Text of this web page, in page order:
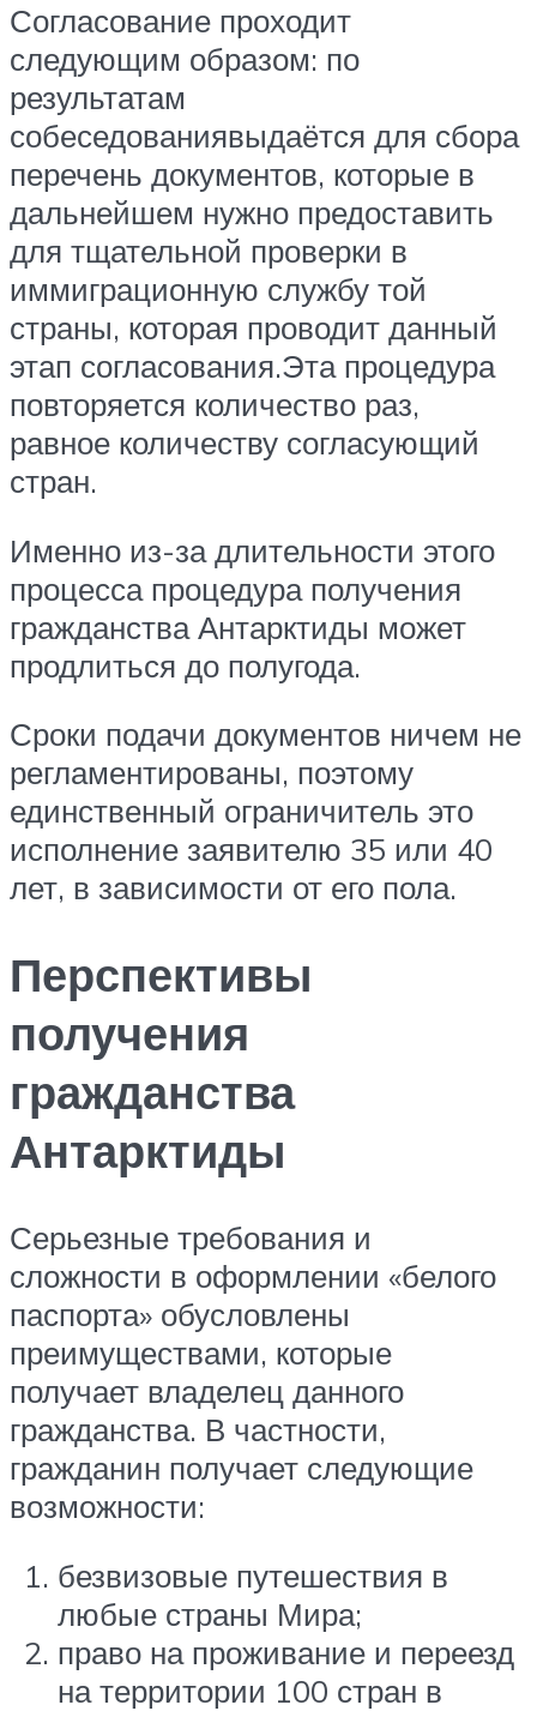
Согласование проходит
следующим образом: по
результатам
собеседованиявыдаётся для сбора
перечень документов, которые в
дальнейшем нужно предоставить
для тщательной проверки в
иммиграционную службу той
страны, которая проводит данный
этап согласования.Эта процедура
повторяется количество раз,
равное количеству согласующий
стран.
Именно из-за длительности этого
процесса процедура получения
гражданства Антарктиды может
продлиться до полугода.
Сроки подачи документов ничем не
регламентированы, поэтому
единственный ограничитель это
исполнение заявителю 35 или 40
лет, в зависимости от его пола.
Перспективы
получения
гражданства
Антарктиды
Серьезные требования и
сложности в оформлении «белого
паспорта» обусловлены
преимуществами, которые
получает владелец данного
гражданства. В частности,
гражданин получает следующие
возможности:
безвизовые путешествия в
любые страны Мира;
право на проживание и переезд
на территории 100 стран в